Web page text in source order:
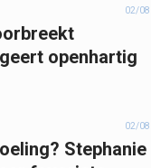
02/08
openhartig
02/08
Stephanie